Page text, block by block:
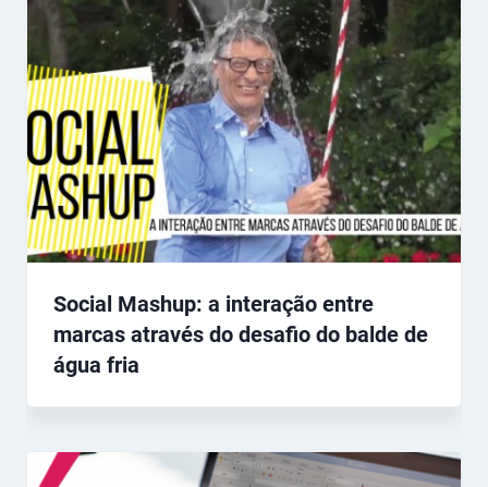
Social Mashup: a interação entre
marcas através do desafio do balde de
água fria